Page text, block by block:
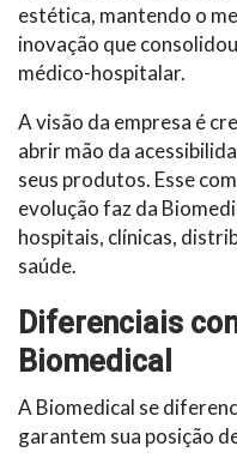
estética, mantendo o
inovação que
médico-hospitalar.
A visão da empresa é
abrir mão da
seus produtos. Esse
evolução faz da
hospitais, clínicas,
saúde.
Diferenciais
Biomedical
A Biomedical se
garantem sua posição